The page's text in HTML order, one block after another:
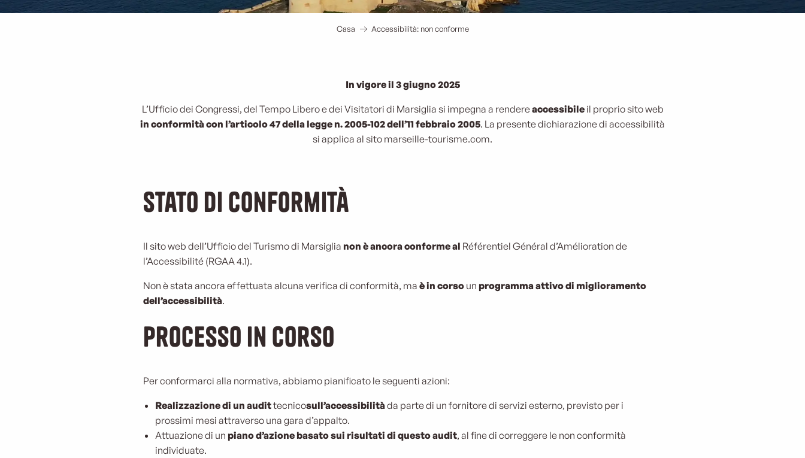
Casa Accessibilità: non conforme
In vigore il 3 giugno 2025
L’Ufficio dei Congressi, del Tempo Libero e dei Visitatori di Marsiglia si impegna a rendereaccessibileil proprio sito web
in conformità con l’articolo 47 della legge n. 2005-102 dell’11 febbraio 2005. La presente dichiarazione di accessibilità
si applica al sito marseille-tourisme.com.
Stato di conformità
Il sito web dell’Ufficio del Turismo di Marsiglia non è ancora conforme al Référentiel Général d’Amélioration de
l’Accessibilité (RGAA 4.1).
Non è stata ancora effettuata alcuna verifica di conformità, ma è in corso un programma attivo di miglioramento
dell’accessibilità.
Processo in corso
Per conformarci alla normativa, abbiamo pianificato le seguenti azioni:
Realizzazione di un audittecnicosull’accessibilitàda parte di un fornitore di servizi esterno, previsto per i
prossimi mesi attraverso una gara d’appalto.
Attuazione di un piano d’azione basato sui risultati di questo audit, al fine di correggere le non conformità
individuate.